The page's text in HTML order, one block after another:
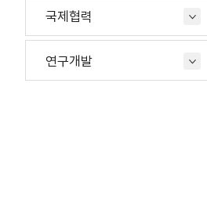
국제협력
연구개발